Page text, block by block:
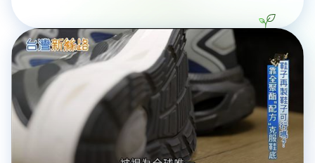
恐淪為公安未爆彈。專家呼籲，除加速研發貴重金屬
回收技術外，政府應針對法規真空期建立專案追蹤機
制，補齊回收拼圖，才能在邁向淨零轉型時，兼顧環
保與公共安全。